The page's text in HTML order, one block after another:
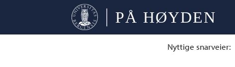
Nyttige snarveier: